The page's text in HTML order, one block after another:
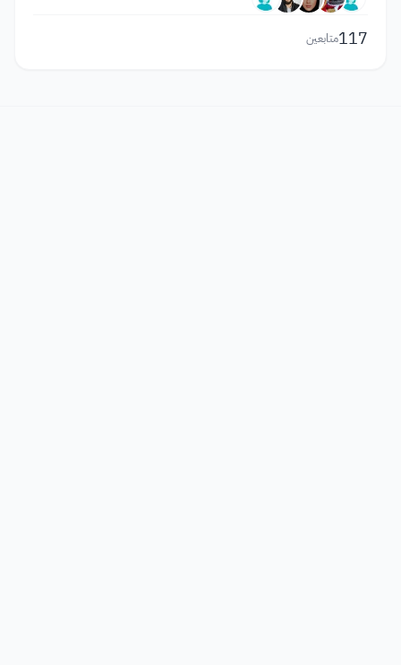
117متابعين